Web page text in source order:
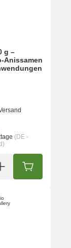
g –
Anissamen
(DE -
IN DEN